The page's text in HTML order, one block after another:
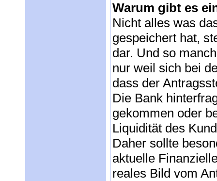
Warum gibt es
Nicht alles was
gespeichert hat,
dar. Und so
nur weil sich bei
dass der
Die Bank
gekommen oder
Liquidität des
Daher sollte
aktuelle
reales Bild vom